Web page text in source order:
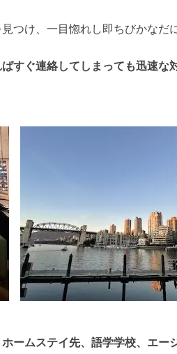
つけ、一目惚れし即ちびかなだ
すぐ連絡してしまっても迅速な
ームステイ先、語学学校、エー